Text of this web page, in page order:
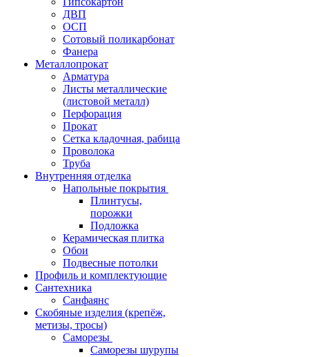
ДВП
ОСП
Сотовый поликарбонат
Фанера
Металлопрокат
Арматура
Листы металлические
(листовой металл)
Перфорация
Прокат
Сетка кладочная, рабица
Проволока
Труба
Внутренняя отделка
Напольные покрытия
Плинтусы,
порожки
Подложка
Керамическая плитка
Обои
Подвесные потолки
Профиль и комплектующие
Сантехника
Санфаянс
Скобяные изделия (крепёж,
метизы, тросы)
Саморезы
Саморезы шурупы